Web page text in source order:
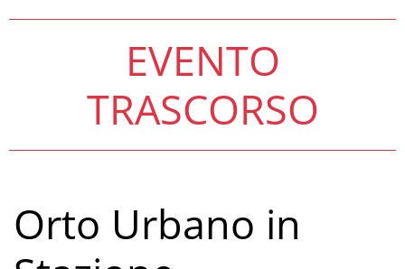
EVENTO
TRASCORSO
Orto Urbano in